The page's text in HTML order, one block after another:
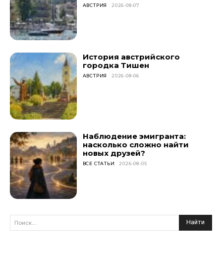
АВСТРИЯ 2026-08-07
История австрийского
городка Тишен
АВСТРИЯ 2026-08-06
Наблюдение эмигранта:
насколько сложно найти
новых друзей?
ВСЕ СТАТЬИ 2026-08-05
Поиск... Найти